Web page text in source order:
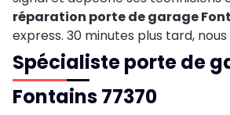
réparation porte de garage
express. 30 minutes plus tard,
Spécialiste porte de
Fontains 77370